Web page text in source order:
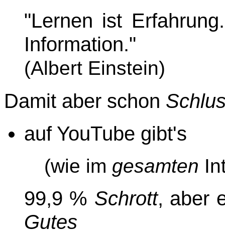
"Lernen ist
Information."
(Albert Einstein)
Damit aber schon
auf YouTube gibt's
(wie im gesamten
99,9 % Schrott, aber
Gutes